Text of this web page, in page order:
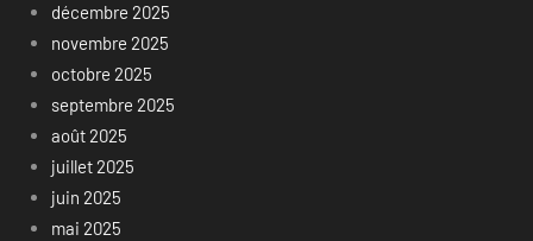
décembre 2025
novembre 2025
octobre 2025
septembre 2025
août 2025
juillet 2025
juin 2025
mai 2025